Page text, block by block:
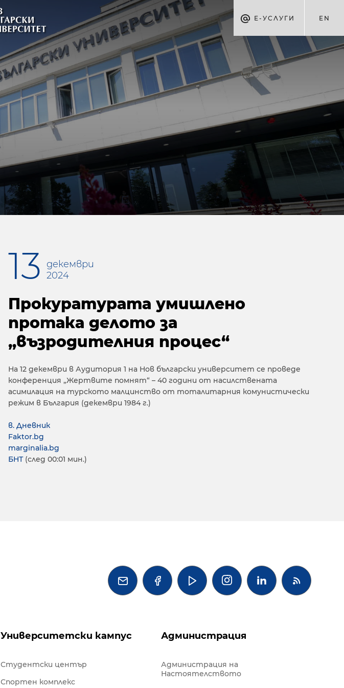
Е-УСЛУГИ EN
13
декември
2024
Прокуратурата умишлено
протака делото за
„възродителния процес“
На 12 декември в Аудитория 1 на Нов български университет се проведе
конференция „Жертвите помнят“ – 40 години от насилствената
асимилация на турското малцинство от тоталитарния комунистически
режим в България (декември 1984 г.)
в. Дневник
Faktor.bg
marginalia.bg
БНТ(след 00:01 мин.)
   
Университетски кампус Администрация
Студентски център
Спортен комплекс
Администрация на
Настоятелството